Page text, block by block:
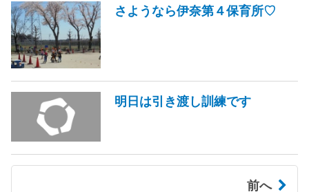
さようなら伊奈第４保育所♡
明日は引き渡し訓練です
前へ